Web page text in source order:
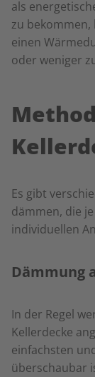
als
zu bekommen,
einen
oder weniger
Es gibt
dämmen, die
individuellen
Dämmung
In der Regel
Kellerdecke
einfachsten
überschaubar